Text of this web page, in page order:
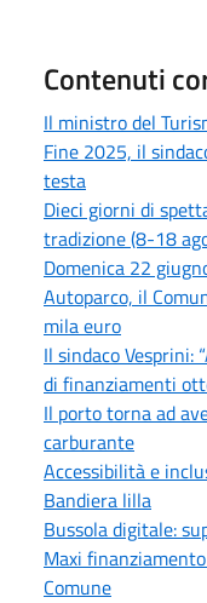
Contenuti
Il ministro del
Fine 2025, il
testa
Dieci giorni di
tradizione (8-18
Domenica 22
Autoparco, il
mila euro
Il sindaco Vesprini:
di finanziamenti
Il porto torna ad
carburante
Accessibilità e
Bandiera lilla
Bussola digitale:
Maxi
Comune